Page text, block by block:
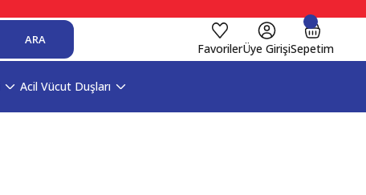
ARA
FavorilerÜye GirişiSepetim
Acil Vücut Duşları